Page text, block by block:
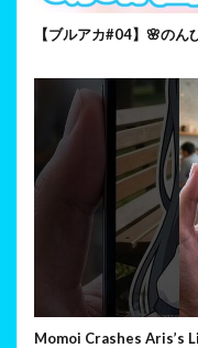
【ブルアカ#04】🌸のん
Momoi Crashes Aris’s